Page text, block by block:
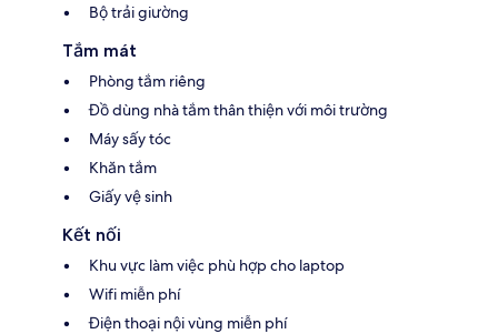
Bộ trải giường
Tắm mát
Phòng tắm riêng
Đồ dùng nhà tắm thân thiện với môi trường
Máy sấy tóc
Khăn tắm
Giấy vệ sinh
Kết nối
Khu vực làm việc phù hợp cho laptop
Wifi miễn phí
Điện thoại nội vùng miễn phí